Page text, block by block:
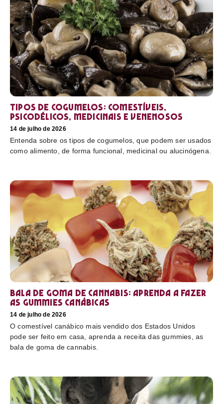
Tipos de cogumelos: comestíveis,
psicodélicos, medicinais e venenosos
14 de julho de 2026
Entenda sobre os tipos de cogumelos, que podem ser usados
como alimento, de forma funcional, medicinal ou alucinógena.
Bala de goma de cannabis: aprenda a fazer
as gummies canábicas
14 de julho de 2026
O comestível canábico mais vendido dos Estados Unidos
pode ser feito em casa, aprenda a receita das gummies, as
bala de goma de cannabis.